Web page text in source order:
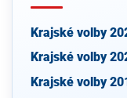
Krajské volby
Krajské volby
Krajské volby